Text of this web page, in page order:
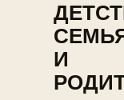
И